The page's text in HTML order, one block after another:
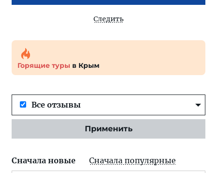
Следить
Горящие туры в Крым
Все отзывы
Применить
Сначала новые Сначала популярные